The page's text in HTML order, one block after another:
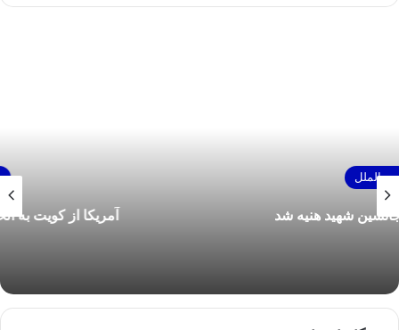
آمریکا از کویت به الحشد الشعبی عراق حمله کرد